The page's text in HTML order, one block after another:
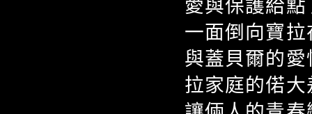
愛與保護給
一面倒向寶
與蓋貝爾的
拉家庭的偌